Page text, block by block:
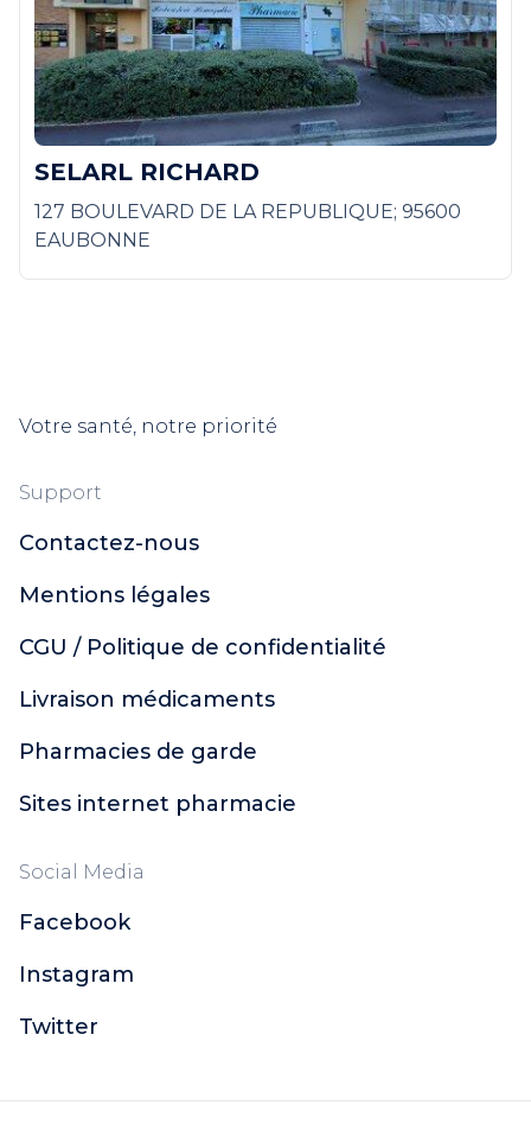
SELARL RICHARD
127 BOULEVARD DE LA REPUBLIQUE; 95600
EAUBONNE
Votre santé, notre priorité
Support
Contactez-nous
Mentions légales
CGU / Politique de confidentialité
Livraison médicaments
Pharmacies de garde
Sites internet pharmacie
Social Media
Facebook
Instagram
Twitter